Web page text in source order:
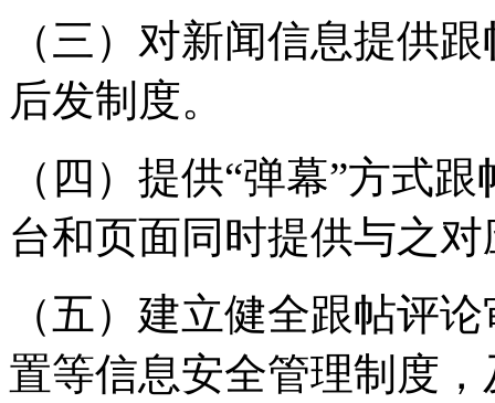
（三）对新闻信息提供
后发制度。
（四）提供“弹幕”方式
台和页面同时提供与之
（五）建立健全跟帖评
置等信息安全管理制度